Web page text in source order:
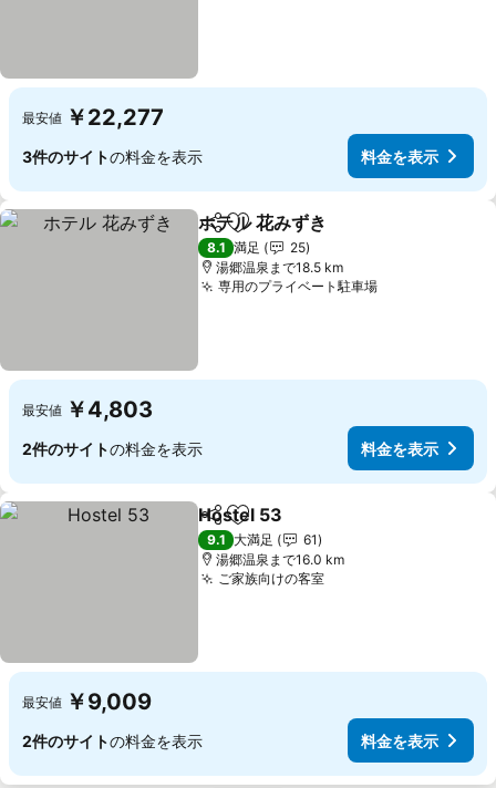
最安値 ￥22,277
3件のサイトの料金を表示 料金を表示
シェアお気に入りに追加
ホテル 花みずき
8.1 満足
25
湯郷温泉まで18.5 km
専用のプライベート駐車場
最安値 ￥4,803
2件のサイトの料金を表示 料金を表示
シェアお気に入りに追加
Hostel 53
9.1 大満足
61
湯郷温泉まで16.0 km
ご家族向けの客室
最安値 ￥9,009
2件のサイトの料金を表示 料金を表示